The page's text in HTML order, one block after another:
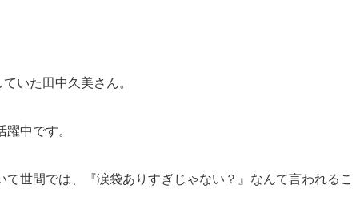
いた田中久美さん。
中です。
世間では、『涙袋ありすぎじゃない？』なんて言われるこ